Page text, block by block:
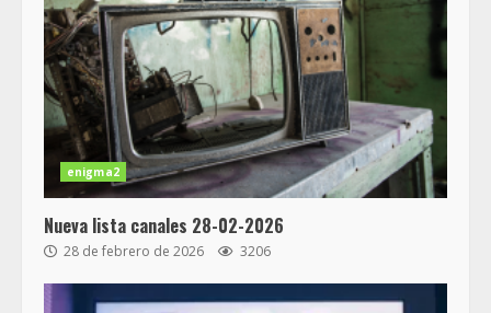
enigma2
Nueva lista canales 28-02-2026
28 de febrero de 2026 3206